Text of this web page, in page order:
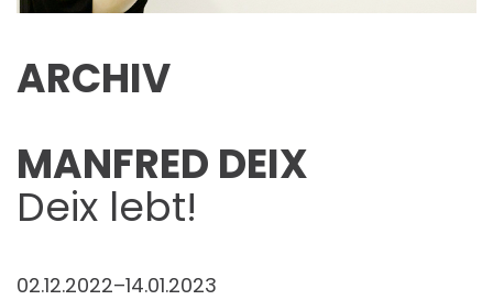
ARCHIV
MANFRED DEIX
Deix lebt!
02.12.2022–14.01.2023